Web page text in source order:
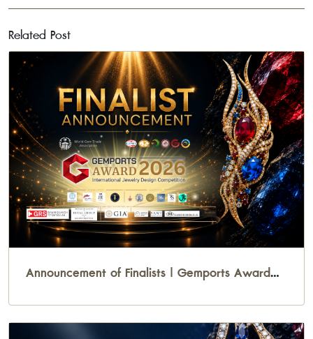
Related Post
Announcement of Finalists | Gemports Award